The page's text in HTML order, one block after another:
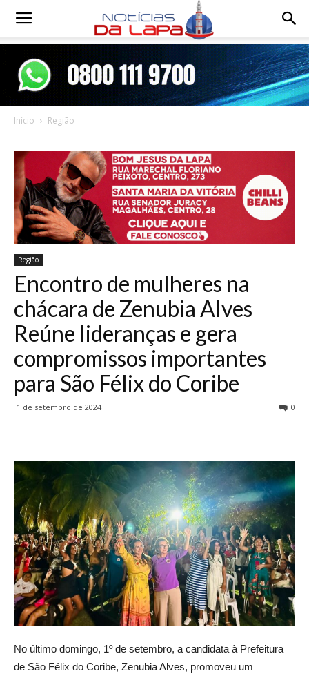
Notícias
Início Região
Região
Encontro de mulheres na
chácara de Zenubia Alves
Reúne lideranças e gera
compromissos importantes
para São Félix do Coribe
1 de setembro de 2024 0
No último domingo, 1º de setembro, a candidata à Prefeitura
de São Félix do Coribe, Zenubia Alves, promoveu um